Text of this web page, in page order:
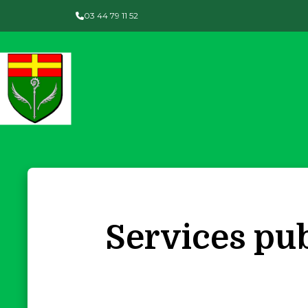
03 44 79 11 52
Services
Panneau de gestion des cookies